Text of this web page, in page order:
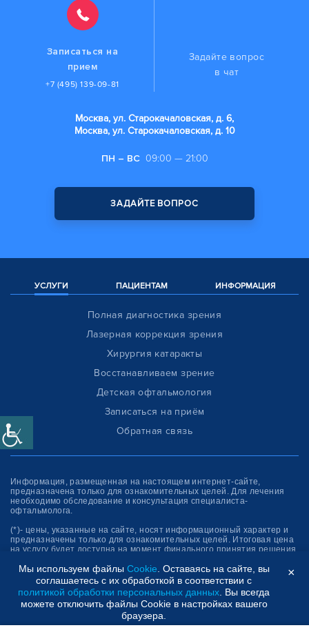
Записаться на
прием
+7 (495) 139-09-81
Задайте вопрос
в чат
Москва, ул. Старокачаловская, д. 6,
Москва, ул. Старокачаловская, д. 10
ПН – ВС 09:00 — 21:00
ЗАДАЙТЕ ВОПРОС
УСЛУГИ ПАЦИЕНТАМ ИНФОРМАЦИЯ
Полная диагностика зрения
Лазерная коррекция зрения
Хирургия катаракты
Восстанавливаем зрение
Детская офтальмология
Записаться на приём
Обратная связь
Клиника “СФЕРА”
Информация, размещенная на настоящем интернет-сайте,
предназначена только для ознакомитель­ных целей. Для лечения
необходимо обследование и консультация специалиста-
офтальмолога.
(*)- цены, указанные на сайте, носят информационный характер и
предназначены только для ознакомительных целей. Итоговая цена
на услугу будет доступна на момент финального принятия решения
Мы используем файлы Cookie . Оставаясь на сайте, вы
соглашаетесь с их обработкой в соответствии с
политикой обработки персональных данных . Вы всегда
можете отключить файлы Cookie в настройках вашего
браузера.
×